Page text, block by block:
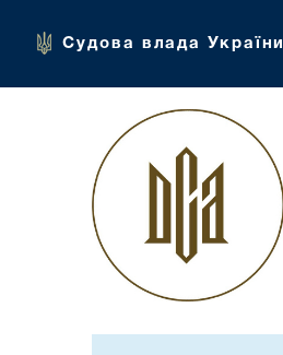
Судова влада України